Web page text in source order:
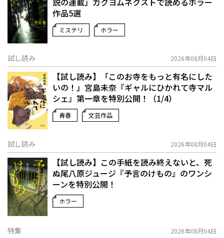
作品5選
ミステリ ホラー
試し読み 2026年08月04日
【試し読み】「このお寺をもっと有名にした
いの！」宮島未奈『ギャルにひかれて寺マル
シェ』第一章を特別公開！（1/4）
青春 文芸作品
試し読み 2026年08月04日
【試し読み】この手紙を読み終えないと、死
ぬ――尾八原ジュージ『予言のけもの』のワンシ
ーンを特別公開！
ホラー
特集 2026年08月04日